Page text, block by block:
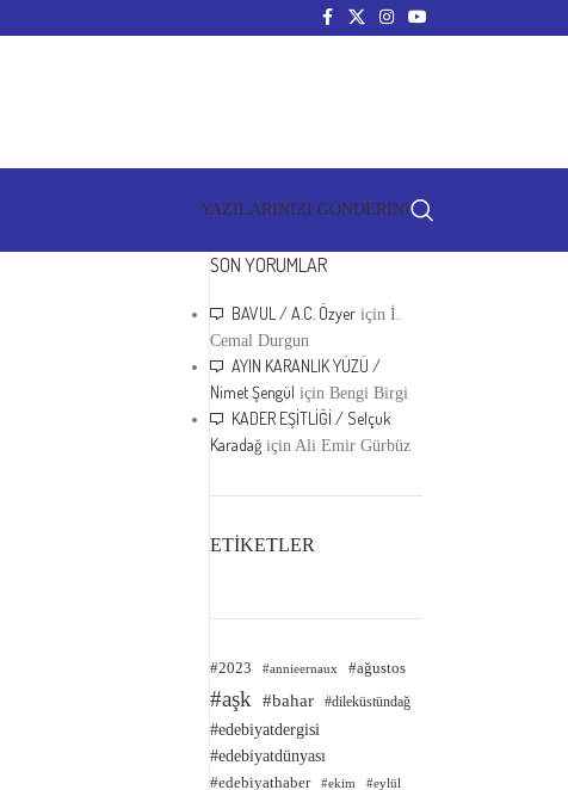
YAZILARINIZI GÖNDERİN!
SON YORUMLAR
BAVUL / A.C. Özyer içinİ.
Cemal Durgun
AYIN KARANLIK YÜZÜ /
Nimet Şengül içinBengi Birgi
KADER EŞİTLİĞİ / Selçuk
Karadağ içinAli Emir Gürbüz
ETİKETLER
#2023 #annieernaux #ağustos
#aşk #bahar #dileküstündağ
#edebiyatdergisi
#edebiyatdünyası
#edebiyathaber #ekim #eylül